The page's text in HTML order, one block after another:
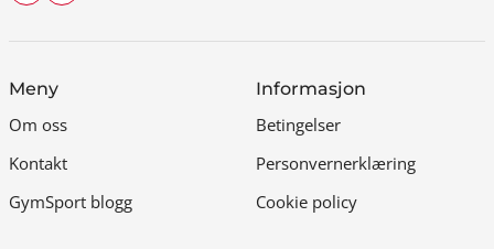
Meny
Om oss
Kontakt
GymSport blogg
Informasjon
Betingelser
Personvernerklæring
Cookie policy